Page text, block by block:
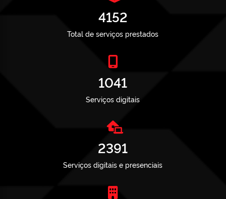
4152
Total de serviços prestados
1041
Serviços digitais
2391
Serviços digitais e presenciais